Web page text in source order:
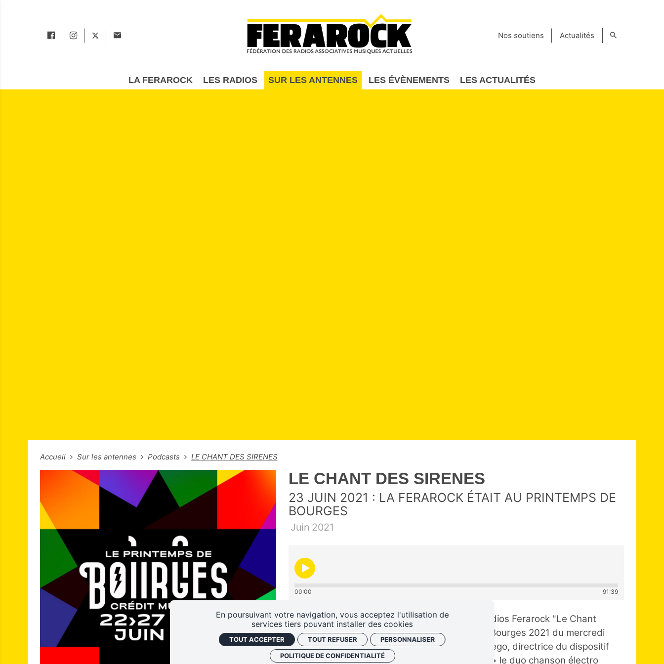
Nos soutiens Actualités
LA FERAROCK LES RADIOS SUR LES ANTENNES LES ÉVÈNEMENTS LES ACTUALITÉS
Accueil Sur les antennes Podcasts LE CHANT DES SIRENES
LE CHANT DES SIRENES
23 JUIN 2021 : LA FERAROCK ÉTAIT AU PRINTEMPS DE
BOURGES
Juin 2021
00:00 91:39
Écoutez ou ré-écoutez l'émission des radios Ferarock "Le Chant
des Sirènes" en direct du Printemps de Bourges 2021 du mercredi
23 juin avec les interviews de : Rita Sa Rego, directrice du dispositif
Les iNOUïS du Printemps de Bourges
• le duo chanson électro
En poursuivant votre navigation, vous acceptez l'utilisation de
services tiers pouvant installer des cookies
TOUT ACCEPTER TOUT REFUSER PERSONNALISER
POLITIQUE DE CONFIDENTIALITÉ